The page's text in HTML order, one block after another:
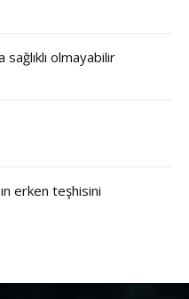
olmayabilir
erken teşhisini